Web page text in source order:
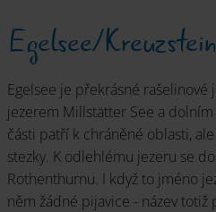
Egelsee/Kreuzstein
Egelsee je překrásné
jezerem Millstätter See a
části patří k chráněné oblasti,
stezky. K odlehlému jezeru se
Rothenthurnu. I když to jméno
něm žádné pijavice - název totiž